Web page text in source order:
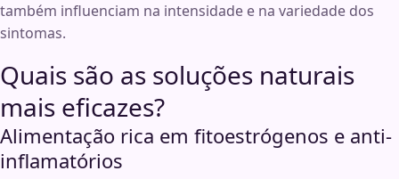
também influenciam na intensidade e na variedade dos
sintomas.
Quais são as soluções naturais
mais eficazes?
Alimentação rica em fitoestrógenos e anti-
inflamatórios